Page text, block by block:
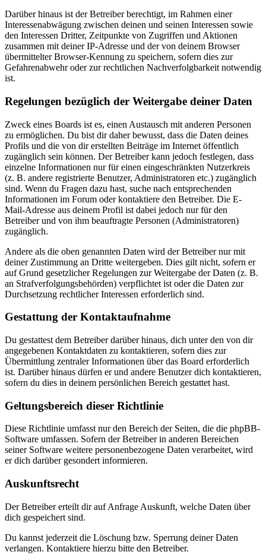
Darüber hinaus ist der Betreiber berechtigt, im Rahmen einer
Interessenabwägung zwischen deinen und seinen Interessen sowie
den Interessen Dritter, Zeitpunkte von Zugriffen und Aktionen
zusammen mit deiner IP-Adresse und der von deinem Browser
übermittelter Browser-Kennung zu speichern, sofern dies zur
Gefahrenabwehr oder zur rechtlichen Nachverfolgbarkeit notwendig
ist.
Regelungen bezüglich der Weitergabe deiner Daten
Zweck eines Boards ist es, einen Austausch mit anderen Personen
zu ermöglichen. Du bist dir daher bewusst, dass die Daten deines
Profils und die von dir erstellten Beiträge im Internet öffentlich
zugänglich sein können. Der Betreiber kann jedoch festlegen, dass
einzelne Informationen nur für einen eingeschränkten Nutzerkreis
(z. B. andere registrierte Benutzer, Administratoren etc.) zugänglich
sind. Wenn du Fragen dazu hast, suche nach entsprechenden
Informationen im Forum oder kontaktiere den Betreiber. Die E-
Mail-Adresse aus deinem Profil ist dabei jedoch nur für den
Betreiber und von ihm beauftragte Personen (Administratoren)
zugänglich.
Andere als die oben genannten Daten wird der Betreiber nur mit
deiner Zustimmung an Dritte weitergeben. Dies gilt nicht, sofern er
auf Grund gesetzlicher Regelungen zur Weitergabe der Daten (z. B.
an Strafverfolgungsbehörden) verpflichtet ist oder die Daten zur
Durchsetzung rechtlicher Interessen erforderlich sind.
Gestattung der Kontaktaufnahme
Du gestattest dem Betreiber darüber hinaus, dich unter den von dir
angegebenen Kontaktdaten zu kontaktieren, sofern dies zur
Übermittlung zentraler Informationen über das Board erforderlich
ist. Darüber hinaus dürfen er und andere Benutzer dich kontaktieren,
sofern du dies in deinem persönlichen Bereich gestattet hast.
Geltungsbereich dieser Richtlinie
Diese Richtlinie umfasst nur den Bereich der Seiten, die die phpBB-
Software umfassen. Sofern der Betreiber in anderen Bereichen
seiner Software weitere personenbezogene Daten verarbeitet, wird
er dich darüber gesondert informieren.
Auskunftsrecht
Der Betreiber erteilt dir auf Anfrage Auskunft, welche Daten über
dich gespeichert sind.
Du kannst jederzeit die Löschung bzw. Sperrung deiner Daten
verlangen. Kontaktiere hierzu bitte den Betreiber.